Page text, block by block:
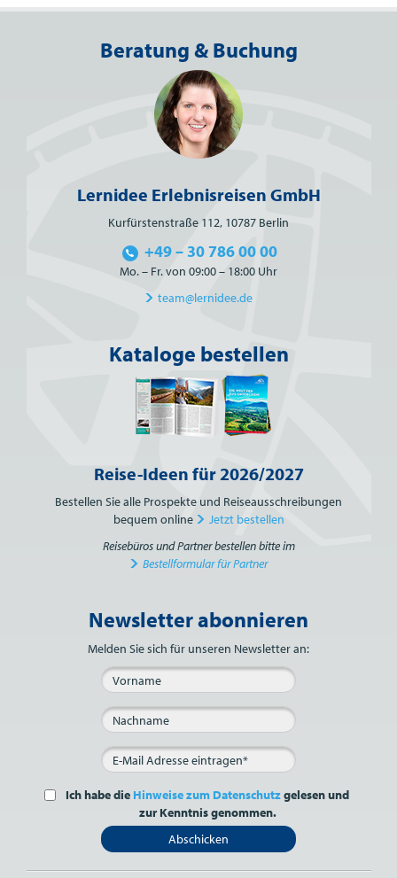
Beratung & Buchung
Lernidee Erlebnisreisen GmbH
Kurfürstenstraße 112, 10787 Berlin
+49 – 30 786 00 00
Mo. – Fr. von 09:00 – 18:00 Uhr
team@lernidee.de
Kataloge bestellen
Reise-Ideen für 2026/2027
Bestellen Sie alle Prospekte und Reiseausschreibungen
bequem online
Jetzt bestellen
Reisebüros und Partner bestellen bitte im
Bestellformular für Partner
Bitte nicht ausfüllen.
Newsletter abonnieren
Melden Sie sich für unseren Newsletter an:
Ich habe die Hinweise zum Datenschutzgelesen und
zur Kenntnis genommen.
Abschicken